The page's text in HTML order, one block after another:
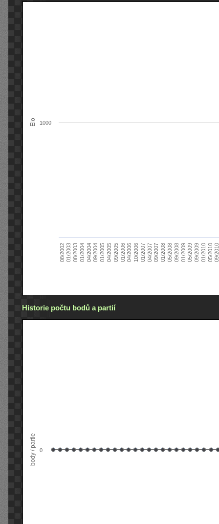
Elo
08/200201/200308/200301/200404/200409/200401/200504/200509/200501/200604/200610/200601/200704/200709/200701/200805/200809/200801/200905/200909/200901/201005/201009/
1000
Historie počtu bodů a partií
body / partie 0